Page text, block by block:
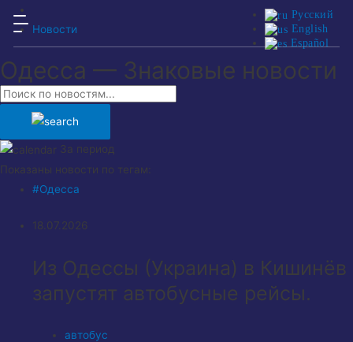
Русский
English
Español
Новости
Одесса — Знаковые новости
За период
Показаны новости по тегам:
#Одесса
18.07.2026
Из Одессы (Украина) в Кишинёв
запустят автобусные рейсы.
автобус